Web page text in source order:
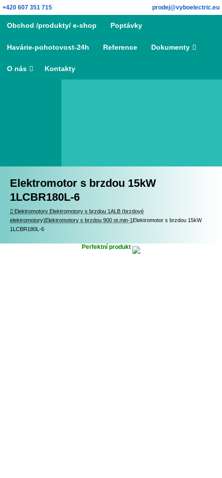
Skip
to
content
+420 607 351 715 prodej@vyboelectric.eu
Obchod /produkty/ e-shop Poptávky
Havárie-pohotovost-24h Reference Dokumenty
O nás Kontakty
Elektromotor s brzdou 15kW
1LCBR180L-6
Elektromotory Elektromotory
Elektromotory s brzdou 1ALB (brzdové
elektromotory)Elektromotory s brzdou 900 ot.min-1 Elektromotor s brzdou 15kW
1LCBR180L-6
Perfektní produkt